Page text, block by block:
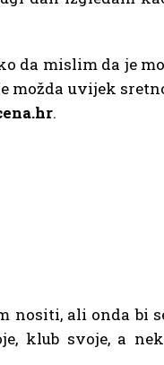
da mislim da je
možda uvijek
.
nositi, ali onda bi
klub svoje, a